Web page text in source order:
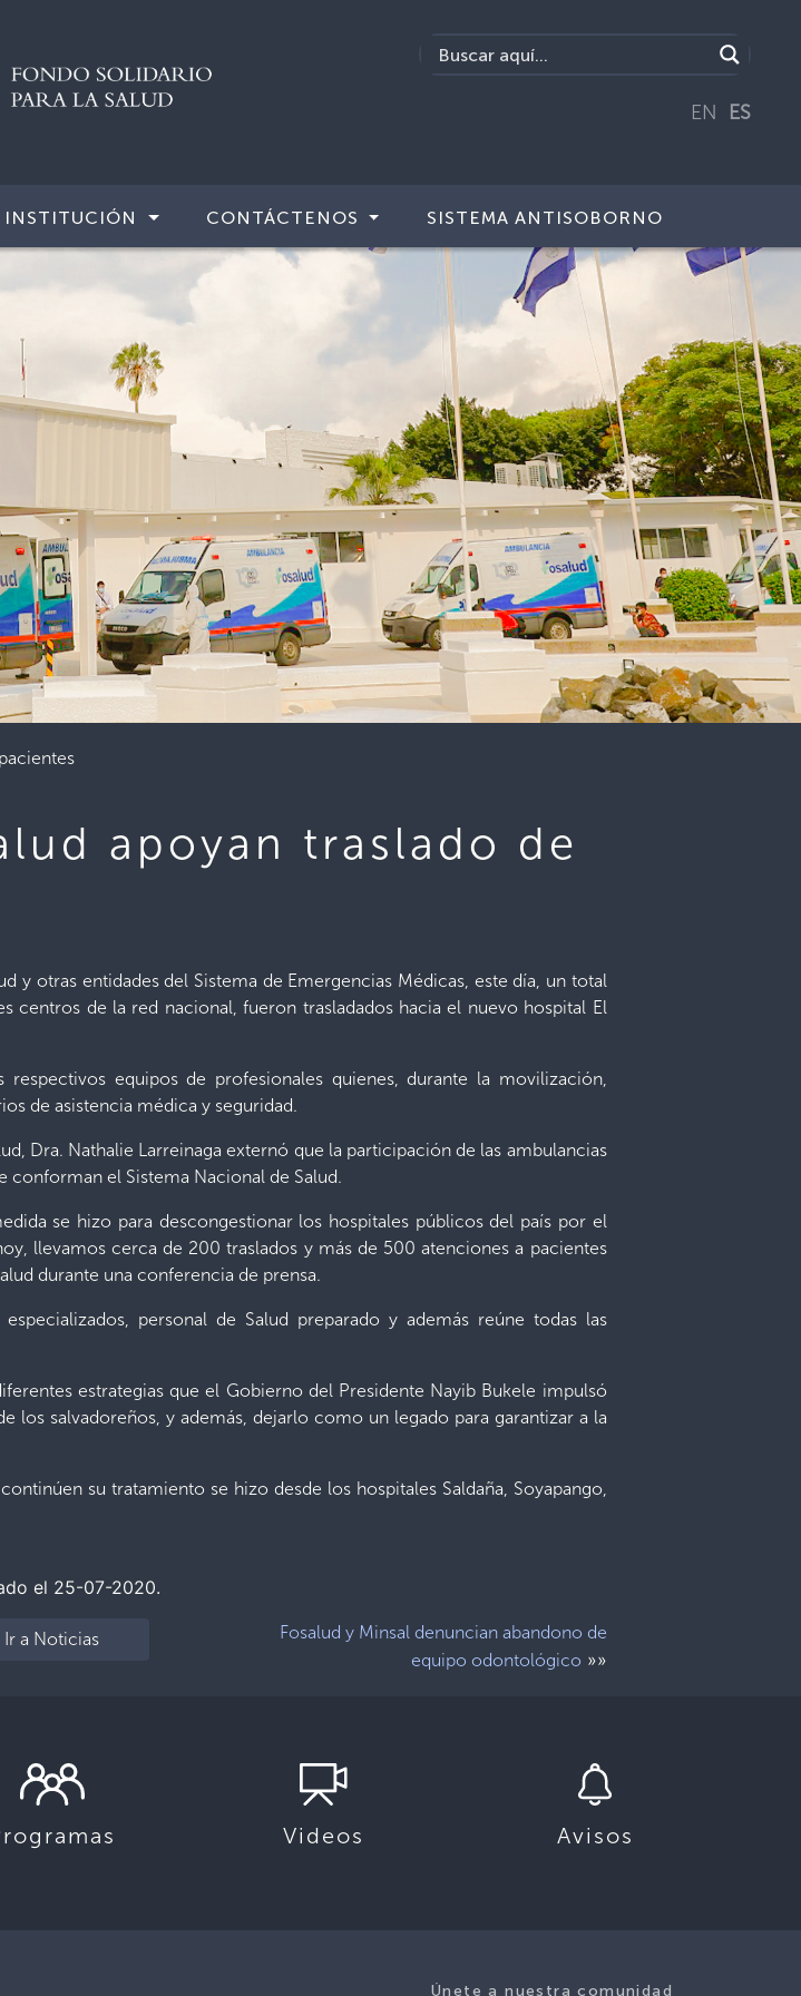
EN ES
INSTITUCIÓN CONTÁCTENOS SISTEMA ANTISOBORNO
apoyan traslado de
y otras entidades del Sistema de Emergencias Médicas, este día, un total
centros de la red nacional, fueron trasladados hacia el nuevo hospital El
equipos de profesionales quienes, durante la movilización,
de asistencia médica y seguridad.
Dra. Nathalie Larreinaga externó que la participación de las ambulancias
conforman el Sistema Nacional de Salud.
se hizo para descongestionar los hospitales públicos del país por el
llevamos cerca de 200 traslados y más de 500 atenciones a pacientes
durante una conferencia de prensa.
personal de Salud preparado y además reúne todas las
estrategias que el Gobierno del Presidente Nayib Bukele impulsó
los salvadoreños, y además, dejarlo como un legado para garantizar a la
su tratamiento se hizo desde los hospitales Saldaña, Soyapango,
el 25-07-2020.
Ir a Noticias
Fosalud y Minsal denuncian abandono de
equipo odontológico »»
Videos Avisos
Únete a nuestra comunidad